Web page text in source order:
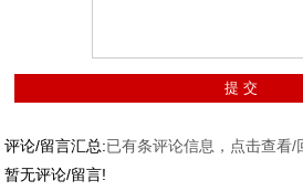
评论/留言汇总:已有条评论信息，点击查看/
暂无评论/留言!